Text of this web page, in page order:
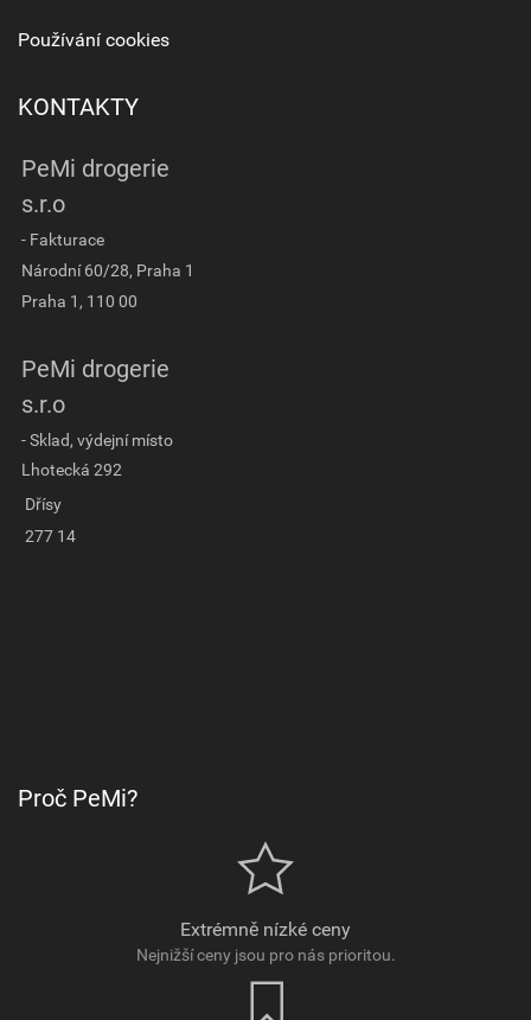
Používání cookies
KONTAKTY
PeMi drogerie
s.r.o
- Fakturace
Národní 60/28, Praha 1
Praha 1, 110 00
PeMi drogerie
s.r.o
- Sklad, výdejní místo
Lhotecká 292
Dřísy
277 14
Proč PeMi?
Extrémně nízké ceny
Nejnižší ceny jsou pro nás prioritou.